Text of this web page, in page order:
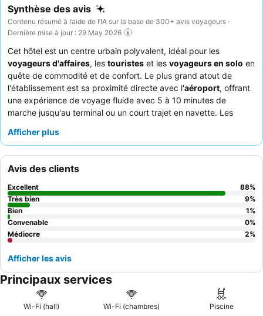
Synthèse des avis
Contenu résumé à l’aide de l’IA sur la base de 300+ avis voyageurs ·
Dernière mise à jour : 29 May 2026
Cet hôtel est un centre urbain polyvalent, idéal pour les
voyageurs d'affaires, les touristes et les voyageurs en solo en
quête de commodité et de confort. Le plus grand atout de
l'établissement est sa proximité directe avec l'aéroport, offrant
une expérience de voyage fluide avec 5 à 10 minutes de
marche jusqu'au terminal ou un court trajet en navette. Les
entretenue et d'une salle de sport parfaitement fonctionnelle. Le
serviabilité exceptionnelles, complétant une expérience de
petit-déjeuner généralement positive avec une variété d'options
chaudes et froides. Pour un séjour plus calme, les clients
devraient envisager de demander une chambre donnant loin du
bruit potentiel des trains.
Afficher plus
Avis des clients
Excellent 88%
Très bien
9%
Bien
1%
Convenable
0%
Médiocre
2%
Afficher les avis
Principaux services
Wi-Fi (hall) Wi-Fi (chambres) Piscine